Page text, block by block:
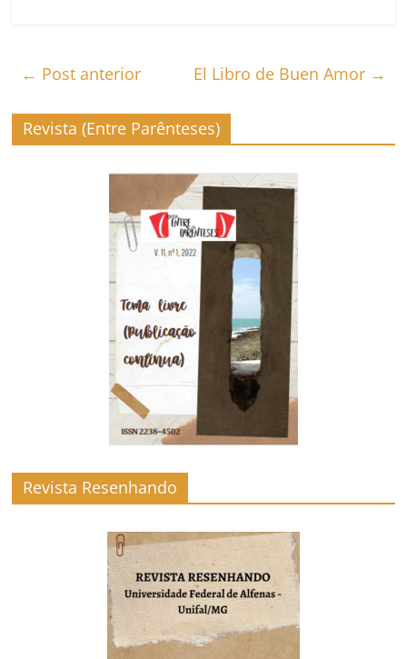
← Post anterior El Libro de Buen Amor →
Revista (Entre Parênteses)
Revista Resenhando